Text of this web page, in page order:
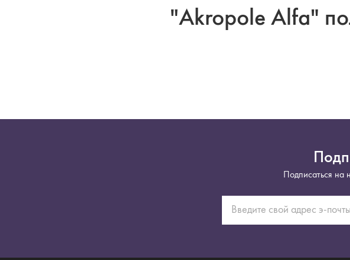
"Akropole Alfa"
Подписаться на